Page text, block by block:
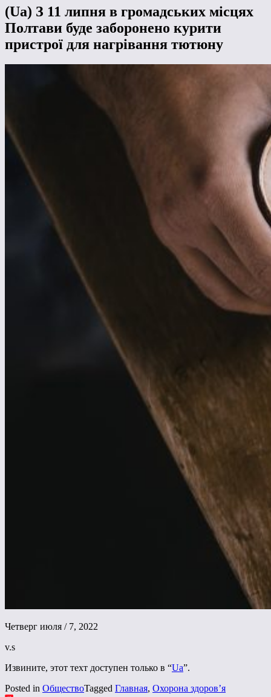
(Ua) З 11 липня в громадських місцях
Полтави буде заборонено курити
пристрої для нагрівання тютюну
Четверг июля / 7, 2022
v.s
Извините, этот техт доступен только в “Ua”.
Posted in ОбществоTagged Главная, Охорона здоров’я